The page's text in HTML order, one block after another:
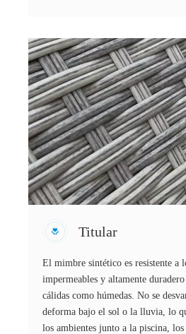
Titular
El mimbre sintético es resistente a
impermeables y altamente
cálidas como húmedas. No se
deforma bajo el sol o la lluvia, lo
los ambientes junto a la piscina,